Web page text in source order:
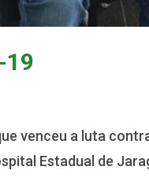
19
venceu a luta
Estadual de